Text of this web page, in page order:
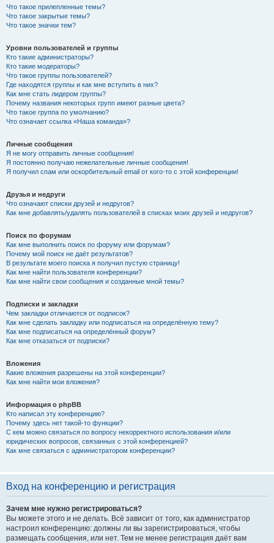
Что такое прилепленные темы?
Что такое закрытые темы?
Что такое значки тем?
Уровни пользователей и группы
Кто такие администраторы?
Кто такие модераторы?
Что такое группы пользователей?
Где находятся группы и как мне вступить в них?
Как мне стать лидером группы?
Почему названия некоторых групп имеют разные цвета?
Что такое группа по умолчанию?
Что означает ссылка «Наша команда»?
Личные сообщения
Я не могу отправить личные сообщения!
Я постоянно получаю нежелательные личные сообщения!
Я получил спам или оскорбительный email от кого-то с этой конференции!
Друзья и недруги
Что означают списки друзей и недругов?
Как мне добавлять/удалять пользователей в списках моих друзей и недругов?
Поиск по форумам
Как мне выполнить поиск по форуму или форумам?
Почему мой поиск не даёт результатов?
В результате моего поиска я получил пустую страницу!
Как мне найти пользователя конференции?
Как мне найти свои сообщения и созданные мной темы?
Подписки и закладки
Чем закладки отличаются от подписок?
Как мне сделать закладку или подписаться на определённую тему?
Как мне подписаться на определённый форум?
Как мне отказаться от подписки?
Вложения
Какие вложения разрешены на этой конференции?
Как мне найти мои вложения?
Информация о phpBB
Кто написал эту конференцию?
Почему здесь нет такой-то функции?
С кем можно связаться по вопросу некорректного использования и/или
юридических вопросов, связанных с этой конференцией?
Как мне связаться с администратором конференции?
Вход на конференцию и регистрация
Зачем мне нужно регистрироваться?
Вы можете этого и не делать. Всё зависит от того, как администратор
настроил конференцию: должны ли вы зарегистрироваться, чтобы
размещать сообщения, или нет. Тем не менее регистрация даёт вам